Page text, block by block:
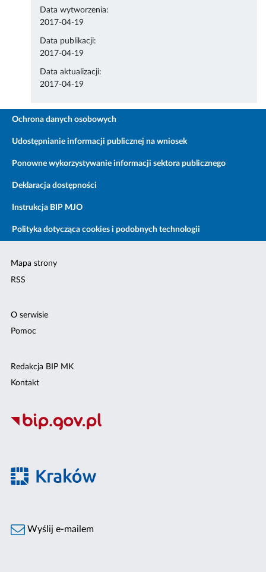
Data wytworzenia:
2017-04-19
Data publikacji:
2017-04-19
Data aktualizacji:
2017-04-19
Ochrona danych osobowych
Udostępnianie informacji publicznej na wniosek
Ponowne wykorzystywanie informacji sektora publicznego
Deklaracja dostępności
Instrukcja BIP MJO
Polityka dotycząca cookies i podobnych technologii
Mapa strony
RSS
O serwisie
Pomoc
Redakcja BIP MK
Kontakt
Wyślij e-mailem